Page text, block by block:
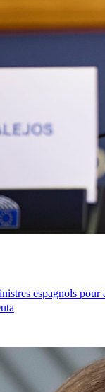
espagnols pour